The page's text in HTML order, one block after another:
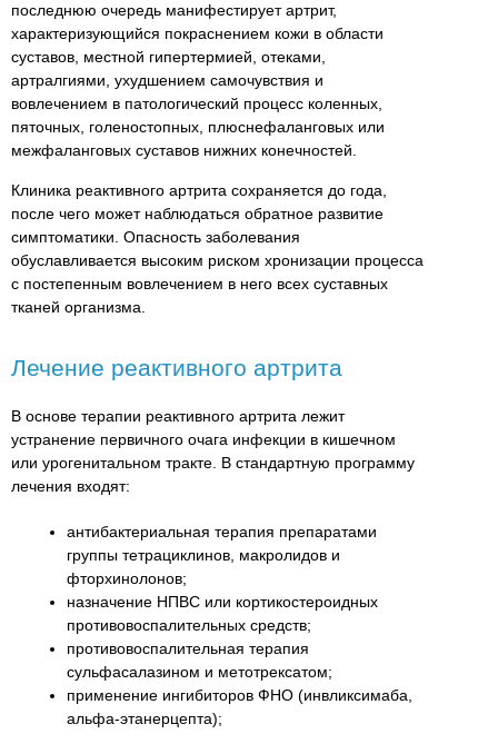
последнюю очередь манифестирует артрит,
характеризующийся покраснением кожи в области
суставов, местной гипертермией, отеками,
артралгиями, ухудшением самочувствия и
вовлечением в патологический процесс коленных,
пяточных, голеностопных, плюснефаланговых или
межфаланговых суставов нижних конечностей.
Клиника реактивного артрита сохраняется до года,
после чего может наблюдаться обратное развитие
симптоматики. Опасность заболевания
обуславливается высоким риском хронизации процесса
с постепенным вовлечением в него всех суставных
тканей организма.
Лечение реактивного артрита
В основе терапии реактивного артрита лежит
устранение первичного очага инфекции в кишечном
или урогенитальном тракте. В стандартную программу
лечения входят:
антибактериальная терапия препаратами
группы тетрациклинов, макролидов и
фторхинолонов;
назначение НПВС или кортикостероидных
противовоспалительных средств;
противовоспалительная терапия
сульфасалазином и метотрексатом;
применение ингибиторов ФНО (инвликсимаба,
альфа-этанерцепта);